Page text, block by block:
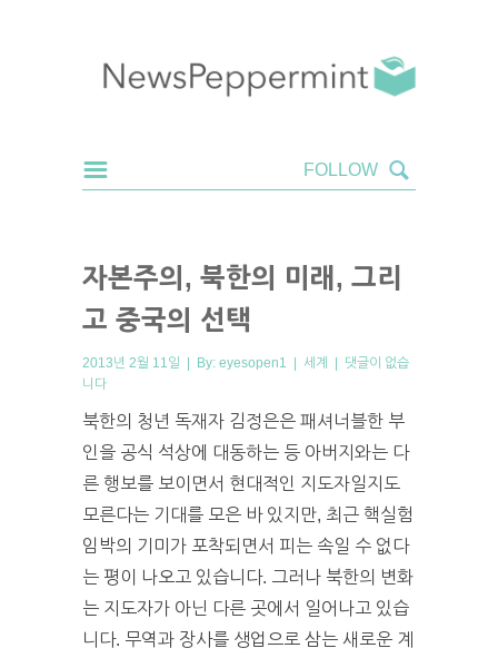
자본주의, 북한의 미래, 그리
고 중국의 선택
2013년 2월 11일 | By: eyesopen1 | 세계 | 댓글이 없습
니다
북한의 청년 독재자 김정은은 패셔너블한 부
인을 공식 석상에 대동하는 등 아버지와는 다
른 행보를 보이면서 현대적인 지도자일지도
모른다는 기대를 모은 바 있지만, 최근 핵실험
임박의 기미가 포착되면서 피는 속일 수 없다
는 평이 나오고 있습니다. 그러나 북한의 변화
는 지도자가 아닌 다른 곳에서 일어나고 있습
니다. 무역과 장사를 생업으로 삼는 새로운 계